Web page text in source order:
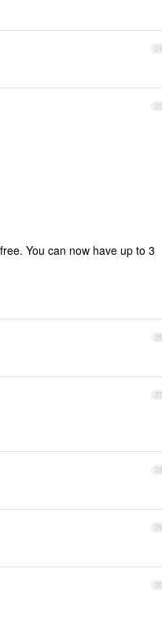
24
25
You can now have up to 3
26
27
28
29
30